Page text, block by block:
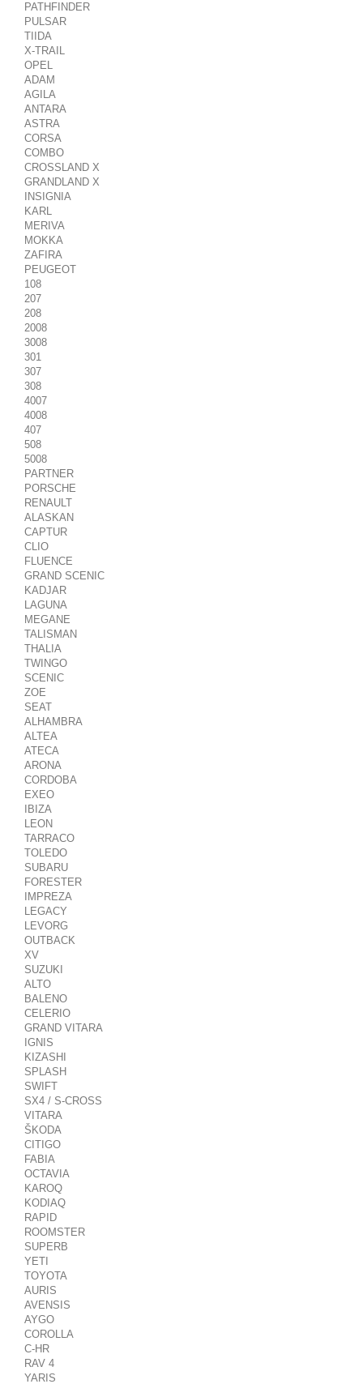
PATHFINDER
PULSAR
TIIDA
X-TRAIL
OPEL
ADAM
AGILA
ANTARA
ASTRA
CORSA
COMBO
CROSSLAND X
GRANDLAND X
INSIGNIA
KARL
MERIVA
MOKKA
ZAFIRA
PEUGEOT
108
207
208
2008
3008
301
307
308
4007
4008
407
508
5008
PARTNER
PORSCHE
RENAULT
ALASKAN
CAPTUR
CLIO
FLUENCE
GRAND SCENIC
KADJAR
LAGUNA
MEGANE
TALISMAN
THALIA
TWINGO
SCENIC
ZOE
SEAT
ALHAMBRA
ALTEA
ATECA
ARONA
CORDOBA
EXEO
IBIZA
LEON
TARRACO
TOLEDO
SUBARU
FORESTER
IMPREZA
LEGACY
LEVORG
OUTBACK
XV
SUZUKI
ALTO
BALENO
CELERIO
GRAND VITARA
IGNIS
KIZASHI
SPLASH
SWIFT
SX4 / S-CROSS
VITARA
ŠKODA
CITIGO
FABIA
OCTAVIA
KAROQ
KODIAQ
RAPID
ROOMSTER
SUPERB
YETI
TOYOTA
AURIS
AVENSIS
AYGO
COROLLA
C-HR
RAV 4
YARIS